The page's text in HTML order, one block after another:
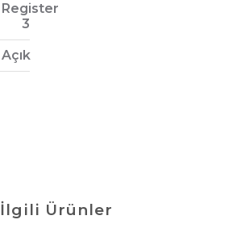
Register
3
Açık
İlgili Ürünler